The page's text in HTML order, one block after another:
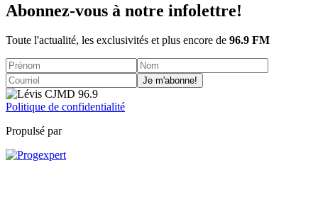
Abonnez-vous à notre infolettre!
Toute l'actualité, les exclusivités et plus encore de 96.9 FM
Je m'abonne!
Politique de confidentialité
Propulsé par